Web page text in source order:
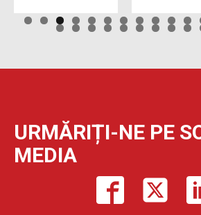
URMĂRIȚI-NE PE
MEDIA